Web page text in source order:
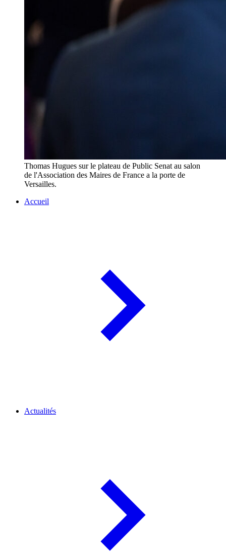
Thomas Hugues sur le plateau de Public Senat au salon
de l'Association des Maires de France a la porte de
Versailles.
Accueil
Actualités